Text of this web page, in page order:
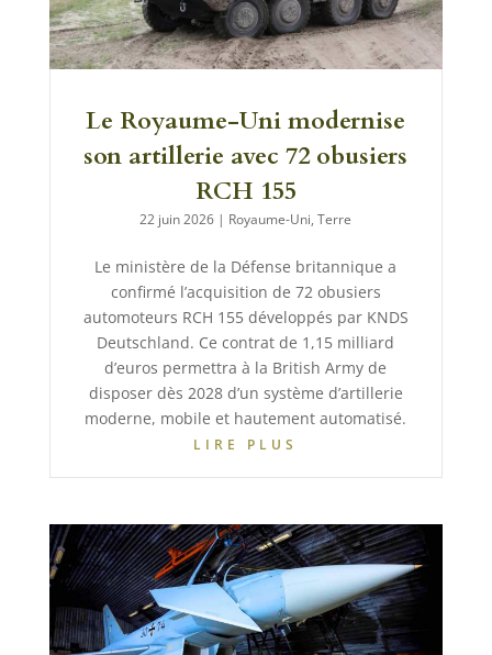
Le Royaume-Uni modernise
son artillerie avec 72 obusiers
RCH 155
22 juin 2026 | Royaume-Uni,Terre
Le ministère de la Défense britannique a
confirmé l’acquisition de 72 obusiers
automoteurs RCH 155 développés par KNDS
Deutschland. Ce contrat de 1,15 milliard
d’euros permettra à la British Army de
disposer dès 2028 d’un système d’artillerie
moderne, mobile et hautement automatisé.
LIRE PLUS